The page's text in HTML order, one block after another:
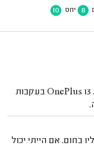
8 יחס 10
תיקון סמארטפון מסוג OnePlus 13 בעקבות
בחום. אם הייתי יכול